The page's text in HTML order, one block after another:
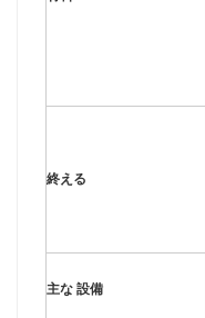
終える
主な 設備